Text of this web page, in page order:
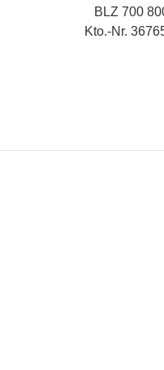
BLZ 700
Kto.-Nr.